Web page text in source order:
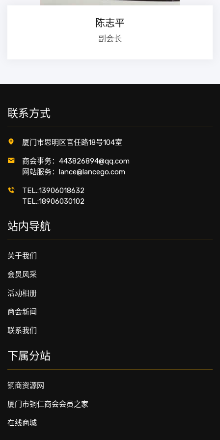
陈志平
副会长
联系方式
厦门市思明区官任路18号104室
商会事务：443826894@qq.com
网站服务：lance@lancego.com
TEL.:13906018632
TEL.:18906030102
站内导航
关于我们
会员风采
活动相册
商会新闻
联系我们
下属分站
铜商资源网
厦门市铜仁商会会员之家
在线商城